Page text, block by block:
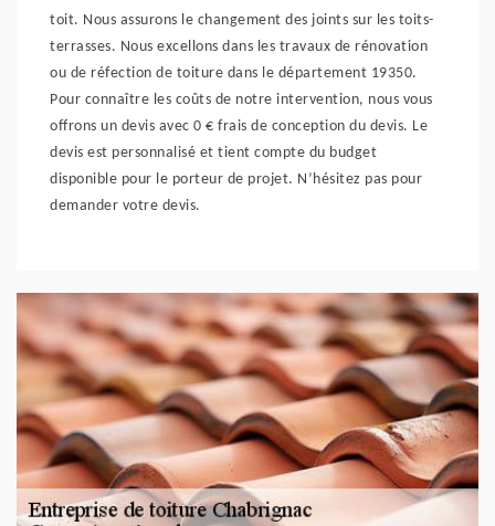
toit. Nous assurons le changement des joints sur les toits-
terrasses. Nous excellons dans les travaux de rénovation
ou de réfection de toiture dans le département 19350.
Pour connaître les coûts de notre intervention, nous vous
offrons un devis avec 0 € frais de conception du devis. Le
devis est personnalisé et tient compte du budget
disponible pour le porteur de projet. N’hésitez pas pour
demander votre devis.